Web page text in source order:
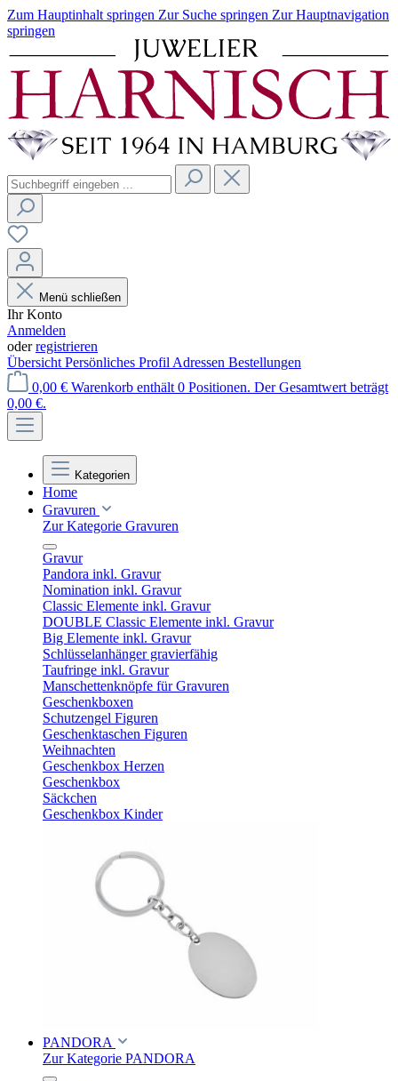
Zum Hauptinhalt springen Zur Suche springen Zur Hauptnavigation
springen
Menü schließen
Ihr Konto
Anmelden
oderregistrieren
Übersicht Persönliches Profil Adressen Bestellungen
0,00 € Warenkorb enthält 0 Positionen. Der Gesamtwert beträgt
0,00 €.
Kategorien
Home
Gravuren
Zur Kategorie Gravuren
Gravur
Pandora inkl. Gravur
Nomination inkl. Gravur
Classic Elemente inkl. Gravur
DOUBLE Classic Elemente inkl. Gravur
Big Elemente inkl. Gravur
Schlüsselanhänger gravierfähig
Taufringe inkl. Gravur
Manschettenknöpfe für Gravuren
Geschenkboxen
Schutzengel Figuren
Geschenktaschen Figuren
Weihnachten
Geschenkbox Herzen
Geschenkbox
Säckchen
Geschenkbox Kinder
PANDORA
Zur Kategorie PANDORA